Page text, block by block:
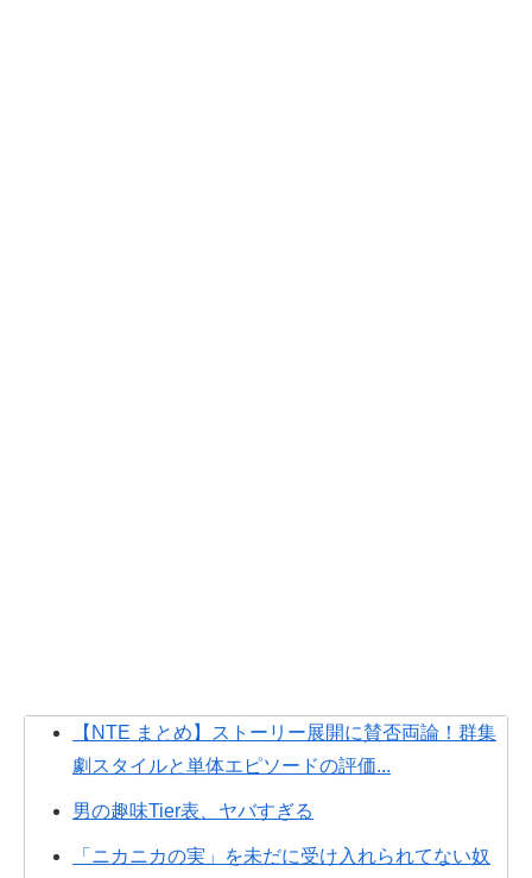
【NTE まとめ】ストーリー展開に賛否両論！群集
劇スタイルと単体エピソードの評価...
男の趣味Tier表、ヤバすぎる
「ニカニカの実」を未だに受け入れられてない奴